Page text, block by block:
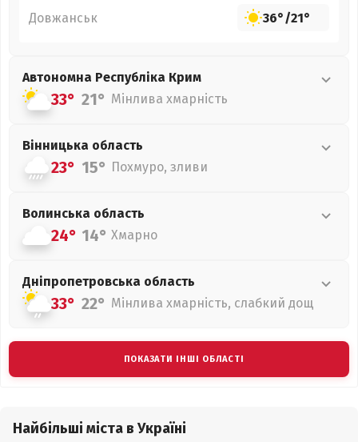
Довжанськ 36°/21°
Автономна Республіка Крим
33° 21° Мінлива хмарність
Вінницька область
23° 15° Похмуро, зливи
Волинська область
24° 14° Хмарно
Дніпропетровська область
33° 22° Мінлива хмарність, слабкий дощ
ПОКАЗАТИ ІНШІ ОБЛАСТІ
Найбільші міста в Україні